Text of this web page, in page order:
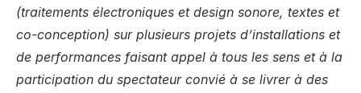
(traitements électroniques et design sonore, textes et
co-conception) sur plusieurs projets d’installations et
de performances faisant appel à tous les sens et à la
participation du spectateur convié à se livrer à des